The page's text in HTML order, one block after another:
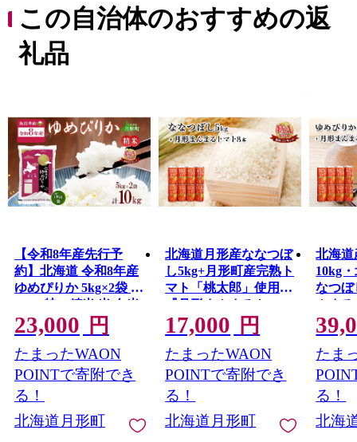
犯や重罪犯を収容するために、全国で３番目、北海道で
は最初にシベツブト（現在の月形町）に設置されまし
た。
この集治監の囚人による農地開墾や道路開削などが礎
農村として発展してきました。
基幹産業は農業で、昭和４０年代半ばには、それまで
稲作中心であった農業に花き栽培が導入され、現在では
メロンやスイカ、トマト、カボチャなどの果菜や野菜の
栽培も盛んに行われています。
ふるさと納税で月形町を応援してくださった方へ、月
この自治体のおすすめの返
礼品
【令和8年産先行予
約】北海道 令和8年産
ゆめぴりか 5kg×2袋 計
10kg 特A 精米 米 白米
ご飯 お米 ごはん 国産
ブランド米 肉料理 ギ
フト 常温 お取り寄せ
産地直送 送料無料
23,000 円
たまったWAON
POINTで寄附でき
る！
北海道月形町
北海道月形産ななつぼ
し5kg+月形町産完熟ト
マト「桃太郎」使用
『月形まんまるトマ
ト』8本 お米 果汁飲料
野菜飲料 トマトジュ
ース
17,000 円
たまったWAON
POINTで寄附でき
る！
北海道月形町
北海道
10kg
なつぼ
んま
お米
料 ト
たま
る！
北海